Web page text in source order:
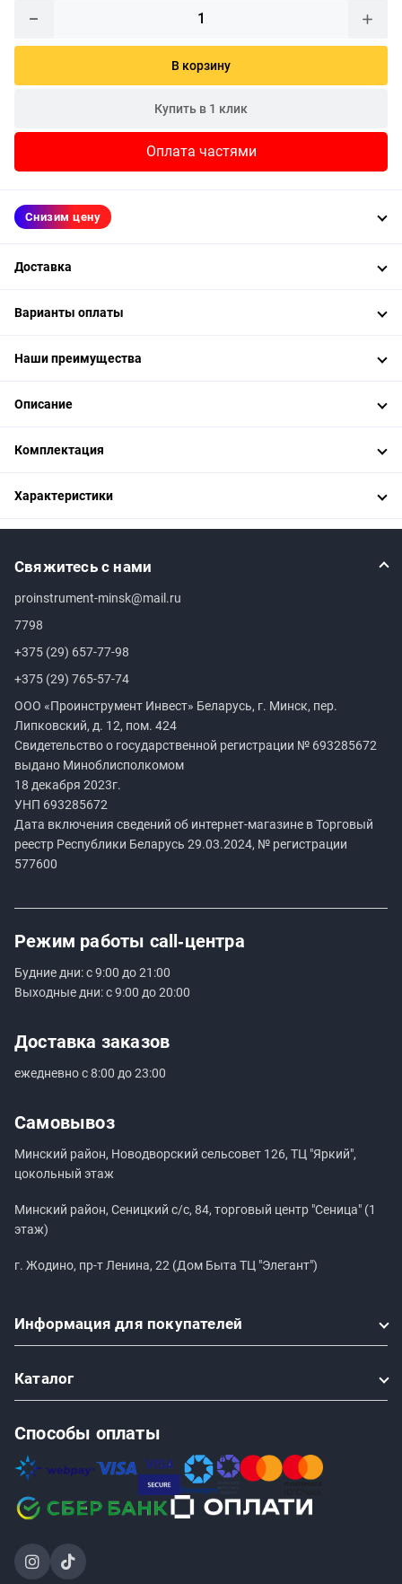
В корзину
Купить в 1 клик
Оплата частями
Снизим цену
Доставка
Варианты оплаты
Наши преимущества
Описание
Комплектация
Характеристики
Свяжитесь с нами
proinstrument-minsk@mail.ru
7798
+375 (29) 657-77-98
+375 (29) 765-57-74
ООО «Проинструмент Инвест» Беларусь, г. Минск, пер.
Липковский, д. 12, пом. 424
Свидетельство о государственной регистрации № 693285672
выдано Миноблисполкомом
18 декабря 2023г.
УНП 693285672
Дата включения сведений об интернет-магазине в Торговый
реестр Республики Беларусь 29.03.2024, № регистрации
577600
Режим работы call‑центра
Будние дни: с 9:00 до 21:00
Выходные дни: с 9:00 до 20:00
Доставка заказов
ежедневно с 8:00 до 23:00
Самовывоз
Минский район, Новодворский сельсовет 126, ТЦ "Яркий",
цокольный этаж
Минский район, Сеницкий с/с, 84, торговый центр "Сеница" (1
этаж)
г. Жодино, пр-т Ленина, 22 (Дом Быта ТЦ "Элегант")
Информация для покупателей
Каталог
Способы оплаты